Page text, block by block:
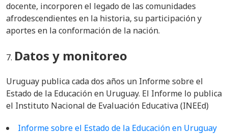
docente, incorporen el legado de las comunidades
afrodescendientes en la historia, su participación y
aportes en la conformación de la nación.
Datos y monitoreo
Uruguay publica cada dos años un Informe sobre el
Estado de la Educación en Uruguay. El Informe lo publica
el Instituto Nacional de Evaluación Educativa (INEEd)
Informe sobre el Estado de la Educación en Uruguay